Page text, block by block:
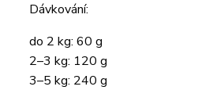
Dávkování:
do 2 kg: 60 g
2–3 kg: 120 g
3–5 kg: 240 g